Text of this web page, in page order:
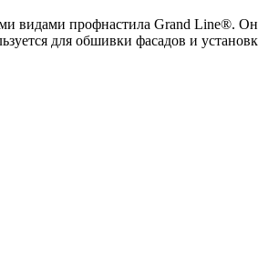
видами профнастила Grand Line®.
для обшивки фасадов и